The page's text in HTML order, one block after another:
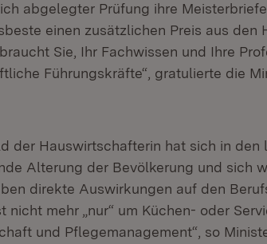
abgelegter Prüfung ihre
einen zusätzlichen Preis aus den
Sie, Ihr Fachwissen und Ihre
Führungskräfte“, gratulierte die
der Hauswirtschafterin hat sich in den
Alterung der Bevölkerung und sich
direkte Auswirkungen auf den
nicht mehr „nur“ um Küchen- oder
und Pflegemanagement“, so